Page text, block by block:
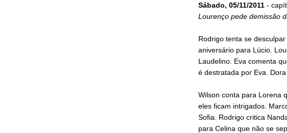
Sábado, 05/11/2011-
Lourenço pede demissão
Rodrigo tenta se
aniversário para Lúcio.
Laudelino. Eva comenta
é destratada por Eva.
Wilson conta para Lorena
eles ficam intrigados.
Sofia. Rodrigo critica
para Celina que não se